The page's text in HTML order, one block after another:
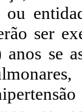
ou
ser
se